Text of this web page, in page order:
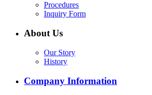
Procedures
Inquiry Form
About Us
Our Story
History
Company Information